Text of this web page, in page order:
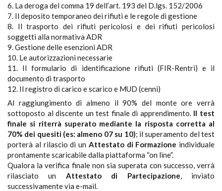
6. La deroga del comma 19 dell’art. 193 del D.lgs. 152/2006
7. Il deposito temporaneo dei rifiuti e le regole di gestione
8. Il trasporto dei rifiuti pericolosi e dei rifiuti pericolosi
soggetti alla normativa ADR
9. Gestione delle esenzioni ADR
10. Le autorizzazioni necessarie
11. Il formulario di identificazione rifiuti (FIR-Rentri) e il
documento di trasporto
12. Il registro di carico e scarico e MUD (cenni)
Al raggiungimento di almeno il 90% del monte ore verrà
sottoposto al discente un test finale di apprendimento. Il test
finale si riterrà superato mediante la risposta corretta al
70% dei quesiti (es: almeno 07 su 10); il superamento del test
porterà al rilascio di un Attestato di Formazione individuale
prontamente scaricabile dalla piattaforma “on line”.
Qualora la verifica finale non sia superata con successo, verrà
rilasciato un Attestato di Partecipazione, inviato
successivamente via e-mail.